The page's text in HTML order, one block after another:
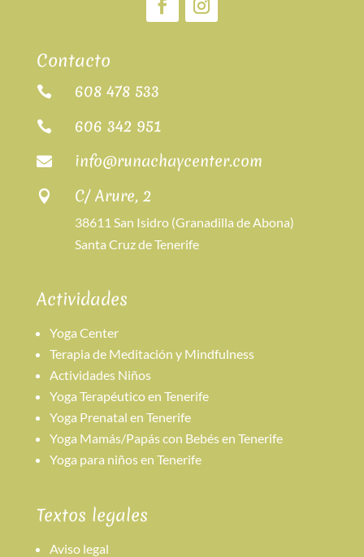
Contacto
 608 478 533
 606 342 951
 info@runachaycenter.com
 C/ Arure, 2
38611 San Isidro (Granadilla de Abona)
Santa Cruz de Tenerife
Actividades
Yoga Center
Terapia de Meditación y Mindfulness
Actividades Niños
Yoga Terapéutico en Tenerife
Yoga Prenatal en Tenerife
Yoga Mamás/Papás con Bebés en Tenerife
Yoga para niños en Tenerife
Textos legales
Aviso legal